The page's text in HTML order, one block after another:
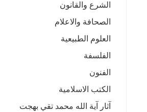
الشرع والقانون
الصحافة والاعلام
العلوم الطبيعية
الفلسفة
الفنون
الكتب الاسلامية
آثار آية الله محمد تقي بهجت